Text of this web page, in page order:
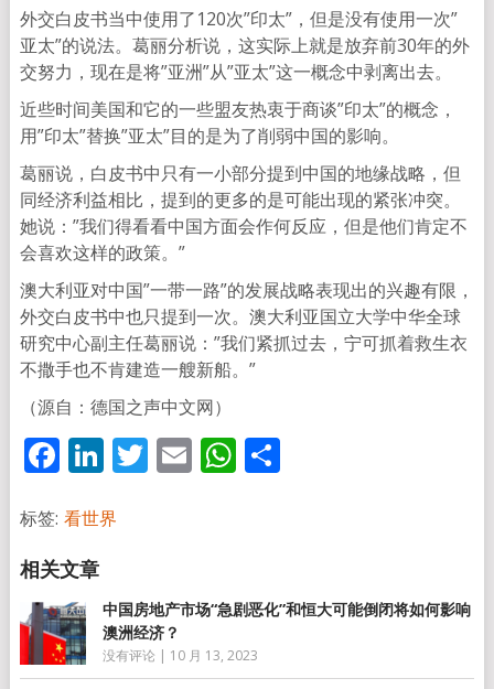
外交白皮书当中使用了120次”印太”，但是没有使用一次”
亚太”的说法。葛丽分析说，这实际上就是放弃前30年的外
交努力，现在是将”亚洲”从”亚太”这一概念中剥离出去。
近些时间美国和它的一些盟友热衷于商谈”印太”的概念，
用”印太”替换”亚太”目的是为了削弱中国的影响。
葛丽说，白皮书中只有一小部分提到中国的地缘战略，但
同经济利益相比，提到的更多的是可能出现的紧张冲突。
她说：”我们得看看中国方面会作何反应，但是他们肯定不
会喜欢这样的政策。”
澳大利亚对中国”一带一路”的发展战略表现出的兴趣有限，
外交白皮书中也只提到一次。澳大利亚国立大学中华全球
研究中心副主任葛丽说：”我们紧抓过去，宁可抓着救生衣
不撒手也不肯建造一艘新船。”
（源自：德国之声中文网）
Facebook
LinkedIn
Twitter
EmailWhatsApp
分
标签: 看世界
中国房地产市场“急剧恶化”和恒大可能倒闭将如何影响
澳洲经济？
没有评论 | 10 月 13, 2023